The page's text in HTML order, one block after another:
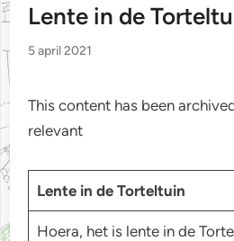
Lente in de
5 april 2021
This content has been
relevant
Lente in de Torteltuin
Hoera, het is lente in de